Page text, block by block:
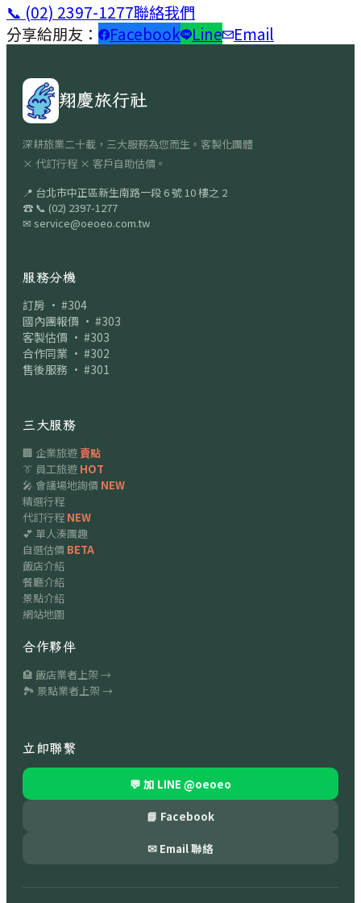
📞 (02) 2397-1277聯絡我們
分享給朋友：
Facebook Line Email
翔慶旅行社
深耕旅業二十載，三大服務為您而生。客製化團體
× 代訂行程 × 客戶自助估價。
📍 台北市中正區新生南路一段 6 號 10 樓之 2
☎ 📞 (02) 2397-1277
✉ service@oeoeo.com.tw
服務分機
訂房 · #304
國內團報價 · #303
客製估價 · #303
合作同業 · #302
售後服務 · #301
三大服務
🏢 企業旅遊賣點
👔 員工旅遊 HOT
🎤 會議場地詢價 NEW
精選行程
代訂行程 NEW
💕 單人湊團趣
自選估價 BETA
飯店介紹
餐廳介紹
景點介紹
網站地圖
合作夥伴
🏨 飯店業者上架 →
🏞 景點業者上架 →
立即聯繫
💬 加 LINE @oeoeo
📘 Facebook
✉ Email 聯絡